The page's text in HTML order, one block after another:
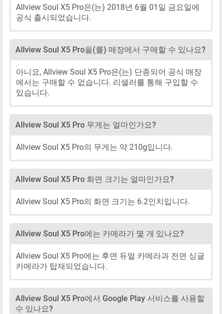
Allview Soul X5 Pro은(는) 2018년 6월 01일 금요일에
공식 출시되었습니다.
Allview Soul X5 Pro을(를) 매장에서 구매할 수 있나요?
아니요, Allview Soul X5 Pro은(는) 단종되어 공식 매장
에서는 구매할 수 없습니다. 리셀러를 통해 구입할 수
있습니다.
Allview Soul X5 Pro 무게는 얼마인가요?
Allview Soul X5 Pro의 무게는 약 210g입니다.
Allview Soul X5 Pro 화면 크기는 얼마인가요?
Allview Soul X5 Pro의 화면 크기는 6.2인치입니다.
Allview Soul X5 Pro에는 카메라가 몇 개 있나요?
Allview Soul X5 Pro에는 후면 듀얼 카메라과 전면 싱글
카메라가 탑재되었습니다.
Allview Soul X5 Pro에서 Google Play 서비스를 사용할
수 있나요?